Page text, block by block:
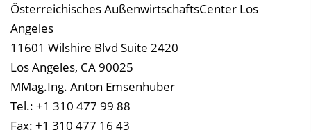
Österreichisches AußenwirtschaftsCenter Los
Angeles
11601 Wilshire Blvd Suite 2420
Los Angeles, CA 90025
MMag.Ing. Anton Emsenhuber
Tel.: +1 310 477 99 88
Fax: +1 310 477 16 43